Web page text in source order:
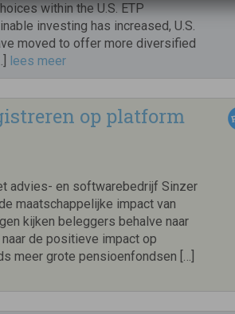
within the U.S. ETP
investing has increased, U.S.
moved to offer more diversified
lees meer
op platform
advies- en softwarebedrijf Sinzer
maatschappelijke impact van
kijken beleggers behalve naar
de positieve impact op
meer grote pensioenfondsen […]